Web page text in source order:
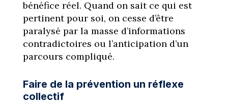
bénéfice réel. Quand on sait ce qui est
pertinent pour soi, on cesse d’être
paralysé par la masse d’informations
contradictoires ou l’anticipation d’un
parcours compliqué.
Faire de la prévention un réflexe
collectif